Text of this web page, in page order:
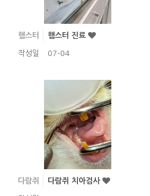
햄스터 햄스터 진료
작성일 07-04
다람쥐 다람쥐 치아검사